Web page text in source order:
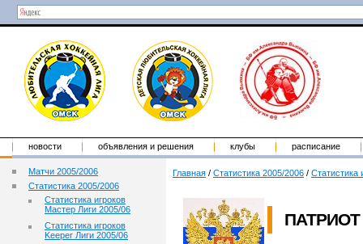
новости объявления и решения клубы расписание
Матчи 2005/2006
Статистика 2005/2006
Статистика игроков
Мастер Лиги 2005/06
Статистика игроков
Keeper Лиги 2005/06
Главная / Статистика 2005/2006 / Статистика
ПАТРИОТ